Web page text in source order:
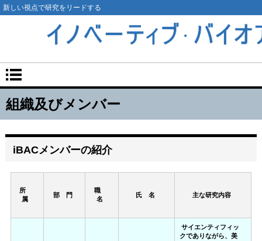
新しい視点で研究をリードする
組織及びメンバー
iBACメンバーの紹介
所
属
部 門
職
名
氏 名 主な研究内容
サイエンティフィッ
クでありながら、美